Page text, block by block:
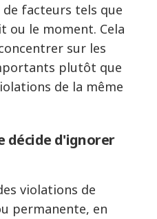
facteurs tels que
ou le moment. Cela
sur les
plutôt que
de la même
décide d'ignorer
violations de
permanente, en